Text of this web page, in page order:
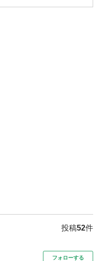
投稿52件
フォローする